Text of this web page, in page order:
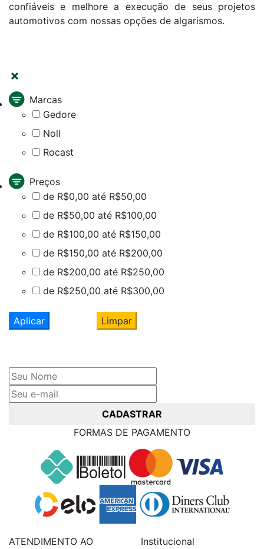
confiáveis e melhore a execução de seus projetos
automotivos com nossas opções de algarismos.
Marcas
Gedore
Noll
Rocast
Preços
de R$0,00 até R$50,00
de R$50,00 até R$100,00
de R$100,00 até R$150,00
de R$150,00 até R$200,00
de R$200,00 até R$250,00
de R$250,00 até R$300,00
Aplicar Limpar
CADASTRAR
FORMAS DE PAGAMENTO
ATENDIMENTO AO
Institucional